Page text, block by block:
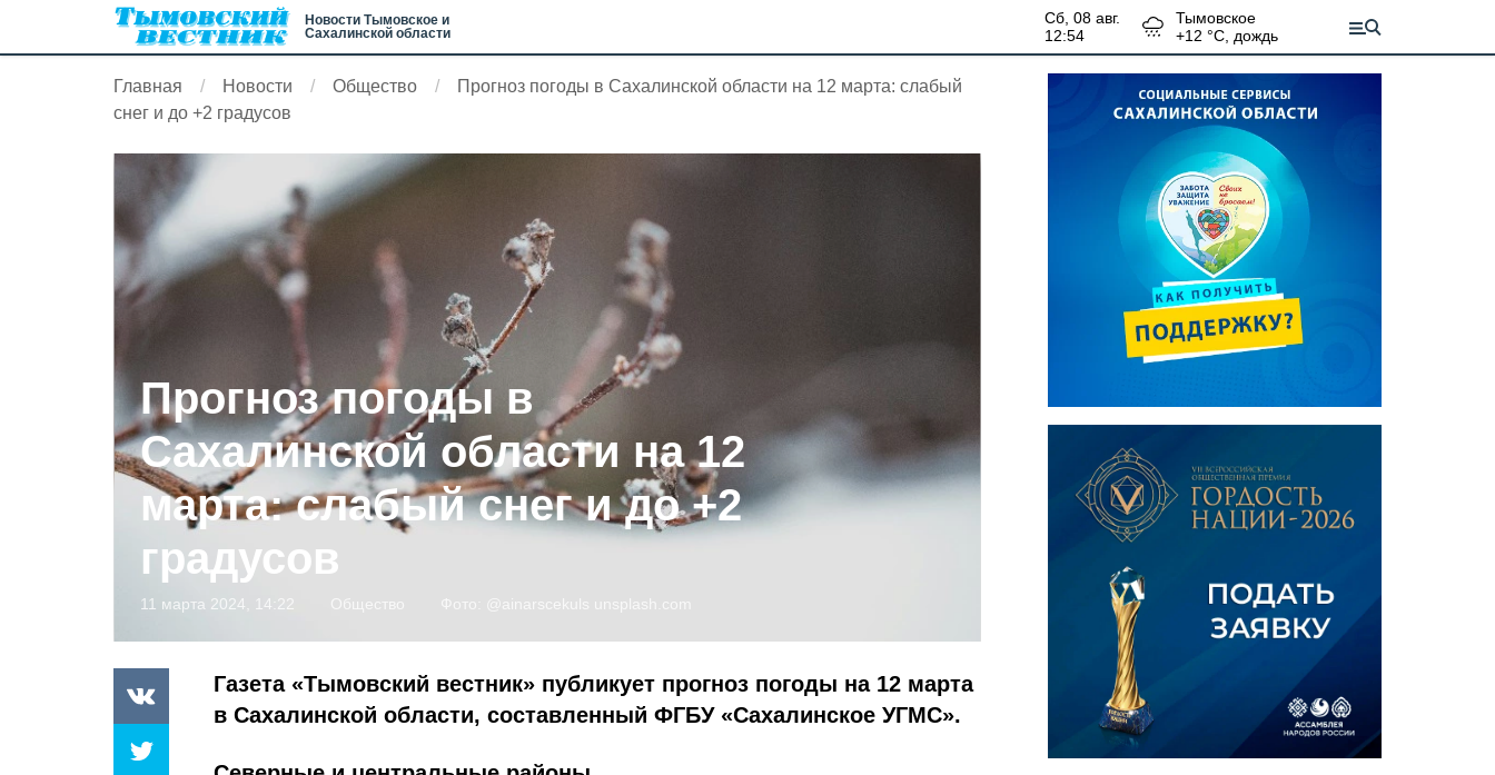
Новости Тымовское и
Сахалинской области
сб, 08 авг.
12:54
Тымовское
+12 °С, дождь
Главная Новости Общество
Прогноз погоды в Сахалинской области на 12 марта: слабый
снег и до +2 градусов
Прогноз погоды в
Сахалинской области на 12
марта: слабый снег и до +2
градусов
11 марта 2024, 14:22 Общество Фото: @ainarscekuls unsplash.com
Газета «Тымовский вестник» публикует прогноз погоды на 12 марта
в Сахалинской области, составленный ФГБУ «Сахалинское УГМС».